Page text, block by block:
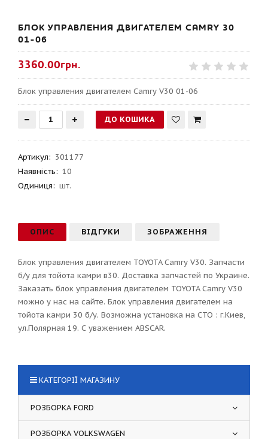
БЛОК УПРАВЛЕНИЯ ДВИГАТЕЛЕМ CAMRY 30
01-06
3360.00грн.
Блок управления двигателем Camry V30 01-06
Артикул: 301177
Наявність: 10
Одиниця: шт.
ОПИС ВІДГУКИ ЗОБРАЖЕННЯ
Блок управления двигателем TOYOTA Camry V30. Запчасти
б/у для тойота камри в30. Доставка запчастей по Украине.
Заказать блок управления двигателем TOYOTA Camry V30
можно у нас на сайте. Блок управления двигателем на
тойота камри 30 б/у. Возможна установка на СТО : г.Киев,
ул.Полярная 19. С уважением ABSCAR.
КАТЕГОРІЇ МАГАЗИНУ
РОЗБОРКА FORD
РОЗБОРКА VOLKSWAGEN